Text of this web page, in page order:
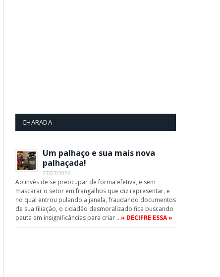
CHARADA
Um palhaço e sua mais nova
palhaçada!
27/07/2026
Ao invés de se preocupar de forma efetiva, e sem
mascarar o setor em frangalhos que diz representar, e
no qual entrou pulando a janela, fraudando documentos
de sua filiação, o cidadão desmoralizado fica buscando
pauta em insignificâncias para criar …» DECIFRE ESSA »